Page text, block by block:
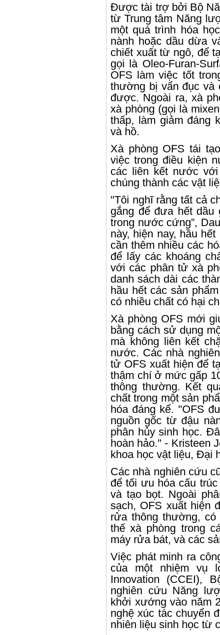
Được tài trợ bởi Bộ
từ Trung tâm Năng
một quá trình hóa
nành hoặc dầu dừa
chiết xuất từ ​​ngô, để
gọi là Oleo-Furan-
OFS làm việc tốt
thường bị vẩn đục và
được. Ngoài ra, xà
xà phòng (gọi là
thấp, làm giảm đáng
và hồ.
Xà phòng OFS tái
việc trong điều kiện
các liên kết nước
chúng thành các vật
"Tôi nghĩ rằng tất cả
gắng để đưa hết dầu
trong nước cứng”,
này, hiện nay, hầu
cần thêm nhiều các
để lấy các khoáng
với các phân tử xà
danh sách dài các
hầu hết các sản
có nhiều chất có hại
Xà phòng OFS mới
bằng cách sử dụng
mà không liên kết
nước. Các nhà
tử OFS xuất hiện để
thậm chí ở mức gấp
thông thường. Kết
chất trong một sản
hóa đáng kể. "OFS
nguồn gốc từ đậu
phân hủy sinh học.
hoàn hảo." - Kristeen
khoa học vật liệu, Đại
Các nhà nghiên cứu
để tối ưu hóa cấu
và tạo bọt. Ngoài
sạch, OFS xuất hiện
rửa thông thường,
thế xà phòng trong
máy rửa bát, và các
Việc phát minh ra
của một nhiệm vụ
Innovation (CCEI),
nghiên cứu Năng
khởi xướng vào năm
nghệ xúc tác chuyển
nhiên liệu sinh học từ